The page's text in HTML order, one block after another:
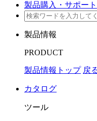
製品購入・サポート
製品情報
PRODUCT
製品情報トップ 戻
カタログ
ツール